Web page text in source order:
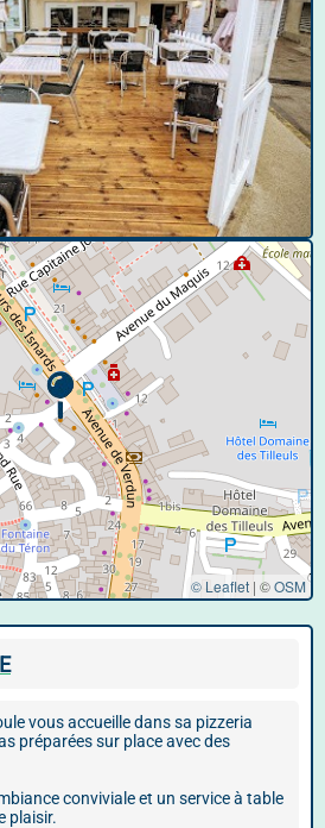
© Leaflet | ©OSM
vous accueille dans sa pizzeria
préparées sur place avec des
conviviale et un service à table
plaisir.